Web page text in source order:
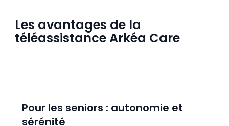
Les avantages de la
téléassistance Arkéa Care
Pour les seniors : autonomie et
sérénité